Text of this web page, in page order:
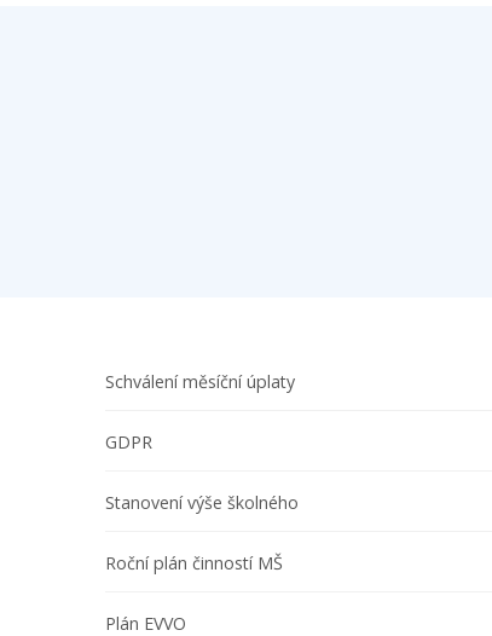
Schválení měsíční úplaty
GDPR
Stanovení výše školného
Roční plán činností MŠ
Plán EVVO